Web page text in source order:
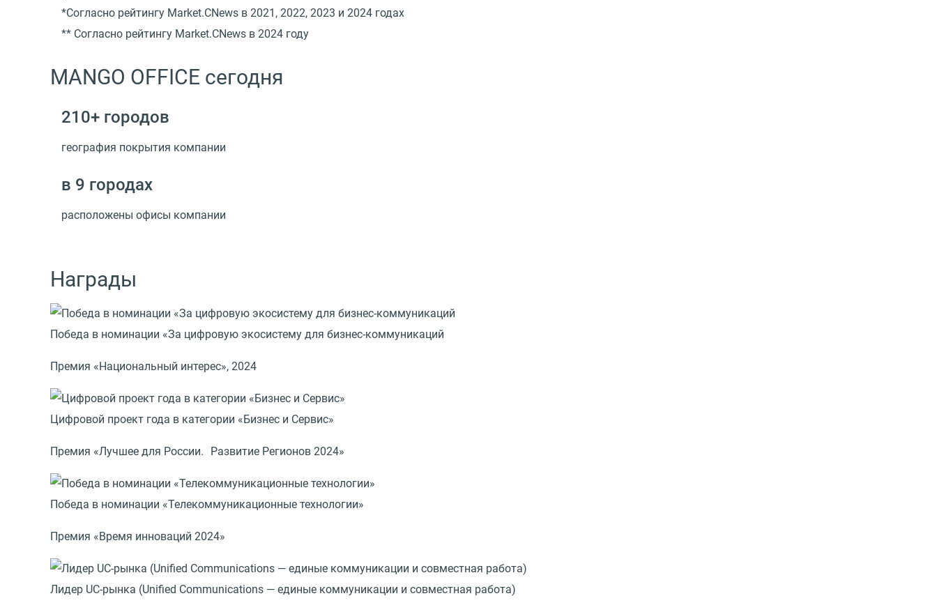
*Cогласно рейтингу Market.CNews в 2021, 2022, 2023 и 2024 годах
** Cогласно рейтингу Market.CNews в 2024 году
MANGO OFFICE сегодня
210+ городов
география покрытия компании
в 9 городах
расположены офисы компании
Награды
Победа в номинации «За цифровую экосистему для бизнес-коммуникаций
Премия «Национальный интерес», 2024
Цифровой проект года в категории «Бизнес и Сервис»
Премия «Лучшее для России. Развитие Регионов 2024»
Победа в номинации «Телекоммуникационные технологии»
Премия «Время инноваций 2024»
Лидер UC-рынка (Unified Сommunications — единые коммуникации и совместная работа)